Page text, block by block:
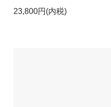
23,800円(内税)